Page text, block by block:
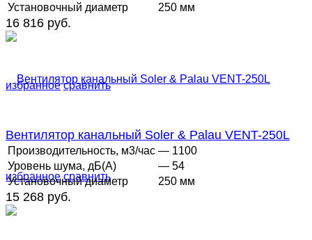
избранное сравнить
Установочный диаметр
250 мм
16 816 руб.
избранное сравнить
Вентилятор канальный Soler & Palau VENT-250L
Производительность, м3/час — 1100
Уровень шума, дБ(А)
— 54
Установочный диаметр
250 мм
15 268 руб.